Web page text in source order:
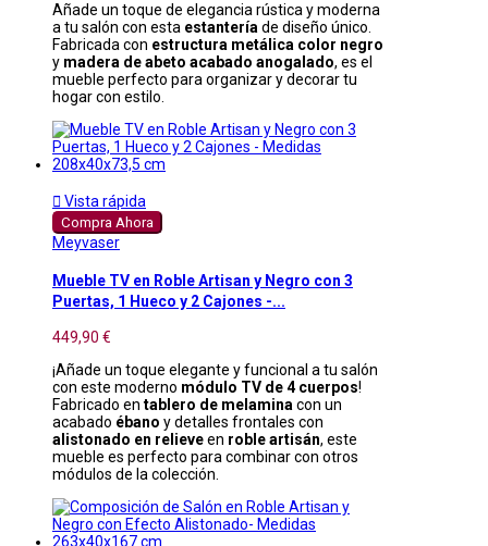
Añade un toque de elegancia rústica y moderna
a tu salón con esta estanteríade diseño único.
Fabricada con estructura metálica color negro
y madera de abeto acabado anogalado, es el
mueble perfecto para organizar y decorar tu
hogar con estilo.
 Vista rápida
Compra Ahora
Meyvaser
Mueble TV en Roble Artisan y Negro con 3
Puertas, 1 Hueco y 2 Cajones -...
449,90 €
¡Añade un toque elegante y funcional a tu salón
con este moderno módulo TV de 4 cuerpos!
Fabricado en tablero de melamina con un
acabado ébano y detalles frontales con
alistonado en relieveen roble artisán, este
mueble es perfecto para combinar con otros
módulos de la colección.